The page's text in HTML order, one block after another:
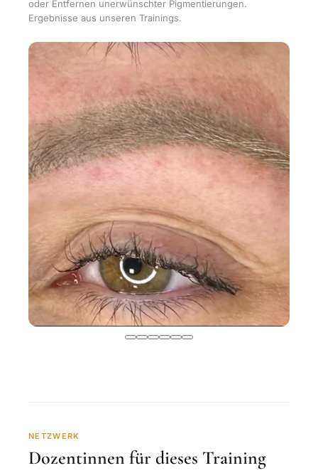
oder Entfernen unerwünschter Pigmentierungen.
Ergebnisse aus unseren Trainings.
NETZWERK
Dozentinnen für dieses Training